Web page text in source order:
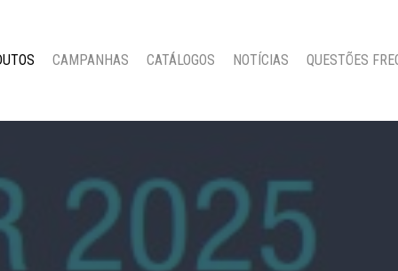
CAMPANHAS CATÁLOGOS NOTÍCIAS QUESTÕES